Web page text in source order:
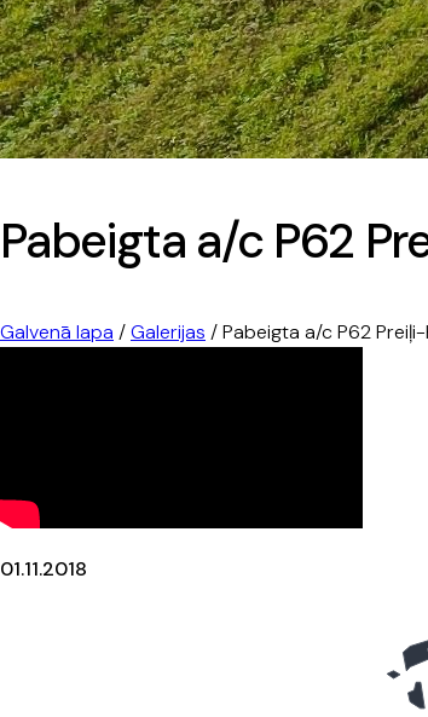
Pabeigta a/c P62
Galvenā lapa /Galerijas /Pabeigta a/c P62
01.11.2018